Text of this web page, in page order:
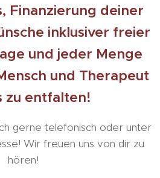
Finanzierung deiner
inklusiver freier
und jeder Menge
und Therapeut
zu entfalten!
gerne telefonisch oder unter
Wir freuen uns von dir zu
hören!